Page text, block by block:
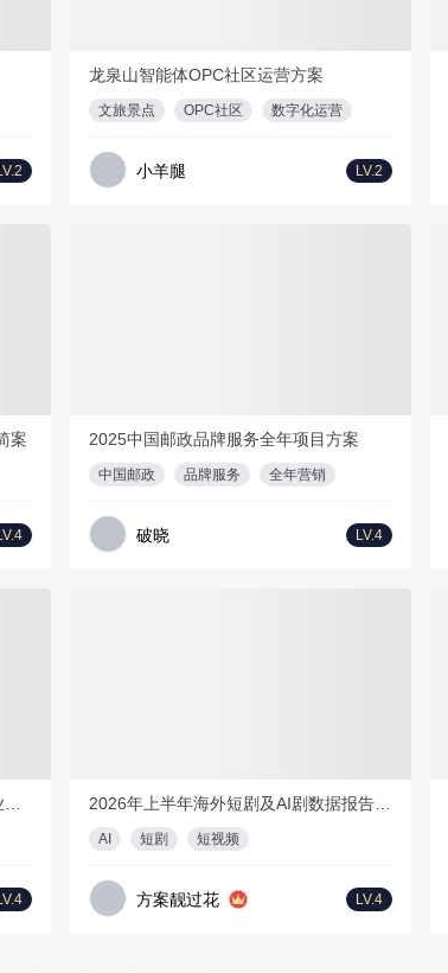
龙泉山智能体OPC社区运营方案
文旅景点 OPC社区 数字化运营
小羊腿 LV.2
案 2025中国邮政品牌服务全年项目方案
中国邮政 品牌服务 全年营销
破晓 LV.4
2026暑期母婴消费趋势洞察-慧科讯业Wisers 2026年上半年海外短剧及AI剧数据报告-DataEye
AI 短剧 短视频
方案靓过花 LV.4